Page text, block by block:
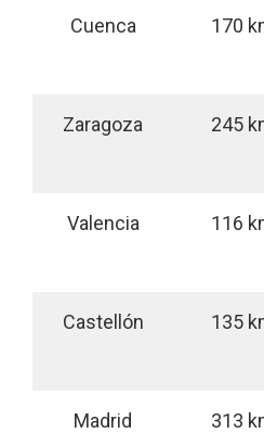
Cuenca 170
Zaragoza 245
Valencia 116
Castellón 135
Madrid 313